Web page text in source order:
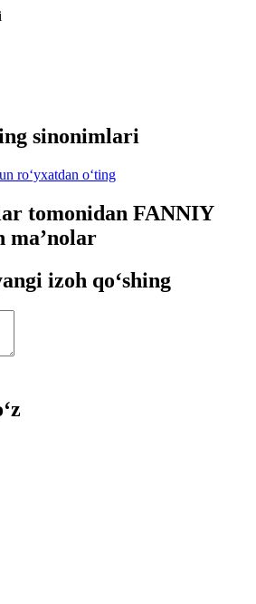
sinonimlari
ro‘yxatdan o‘ting
tomonidan FANNIY
ma’nolar
izoh qo‘shing